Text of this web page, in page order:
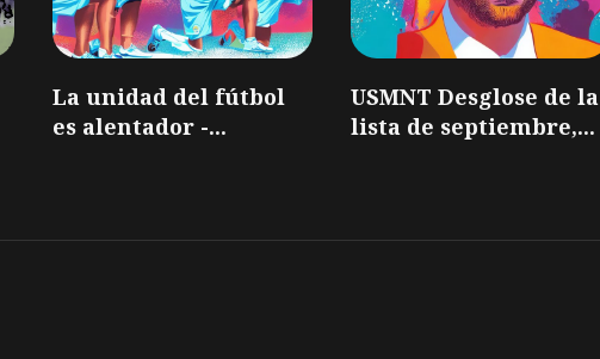
La unidad del fútbol
es alentador -...
USMNT Desglose de la
lista de septiembre,...